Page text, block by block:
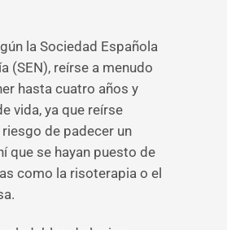
la Sociedad Española
(SEN), reírse a menudo
hasta cuatro años y
vida, ya que reírse
de padecer un
que se hayan puesto de
como la risoterapia o el